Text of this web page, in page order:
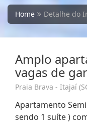
Home Detalhe do
Amplo
vagas de
Praia Brava - Itajaí
Apartamento
sendo 1 suíte )